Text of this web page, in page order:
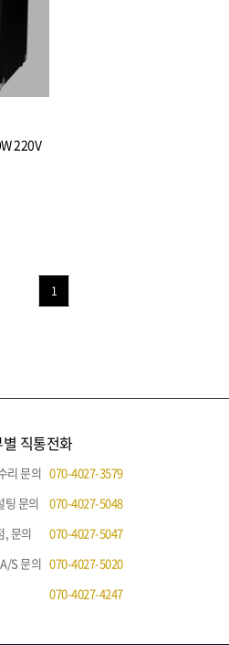
220V
1
직통전화
리 문의 070-4027-3579
팅 문의
070-4027-5048
, 문의
070-4027-5047
S 문의 070-4027-5020
070-4027-4247